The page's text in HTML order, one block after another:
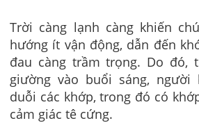
Trời càng lạnh càng khiến
hướng ít vận động, dẫn đến
đau càng trầm trọng. Do đó,
giường vào buổi sáng, người
duỗi các khớp, trong đó có
cảm giác tê cứng.